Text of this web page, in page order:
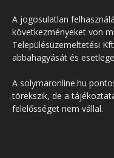
A jogosulatlan
következményeket von
Településüzemeltetési
abbahagyását és
A solymaronline.hu
törekszik, de a
felelősséget nem vállal.